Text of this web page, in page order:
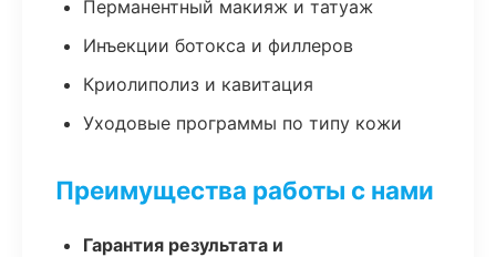
Перманентный макияж и татуаж
Инъекции ботокса и филлеров
Криолиполиз и кавитация
Уходовые программы по типу кожи
Преимущества работы с нами
Гарантия результата и